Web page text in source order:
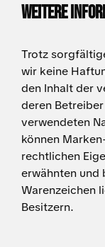
Weitere
Trotz
wir keine
den Inhalt der
deren
verwendeten
können
rechtlichen
erwähnten und
Warenzeichen
Besitzern.